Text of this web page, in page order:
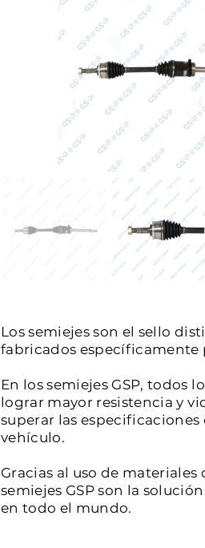
Los semiejes son el sello
fabricados específicamente
En los semiejes GSP,
lograr mayor resistencia y
superar las
vehículo.
Gracias al uso de
semiejes GSP son la
en todo el mundo.